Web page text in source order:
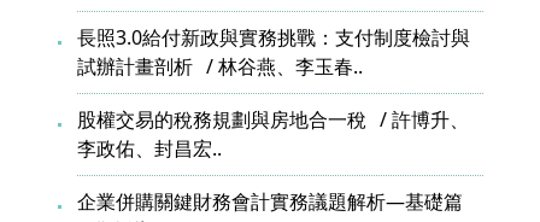
長照3.0給付新政與實務挑戰：支付制度檢討與
試辦計畫剖析
林谷燕、李玉春..
股權交易的稅務規劃與房地合一稅
許博升、
李政佑、封昌宏..
企業併購關鍵財務會計實務議題解析—基礎篇